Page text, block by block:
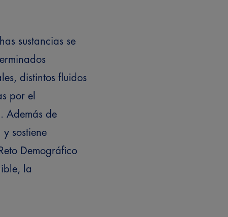
sustancias se
distintos fluidos
por el
Además de
sostiene
Demográfico
la